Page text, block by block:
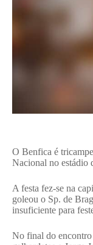
O Benfica é
Nacional no estádio
A festa fez-se na
goleou o Sp. de
insuficiente para
No final do encontro